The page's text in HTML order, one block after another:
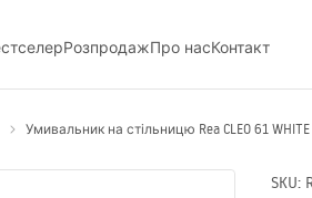
РозпродажПро насКонтакт
Умивальник на стільницю Rea CLEO 61 WHITE
SKU: